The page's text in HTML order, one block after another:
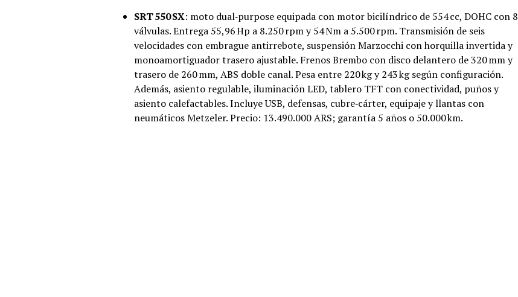
SRT 550 SX: moto dual‑purpose equipada con motor bicilíndrico de 554 cc, DOHC con 8
válvulas. Entrega 55,96 Hp a 8.250 rpm y 54 Nm a 5.500 rpm. Transmisión de seis
velocidades con embrague antirrebote, suspensión Marzocchi con horquilla invertida y
monoamortiguador trasero ajustable. Frenos Brembo con disco delantero de 320 mm y
trasero de 260 mm, ABS doble canal. Pesa entre 220 kg y 243 kg según configuración.
Además, asiento regulable, iluminación LED, tablero TFT con conectividad, puños y
asiento calefactables. Incluye USB, defensas, cubre‑cárter, equipaje y llantas con
neumáticos Metzeler. Precio: 13.490.000 ARS; garantía 5 años o 50.000 km.